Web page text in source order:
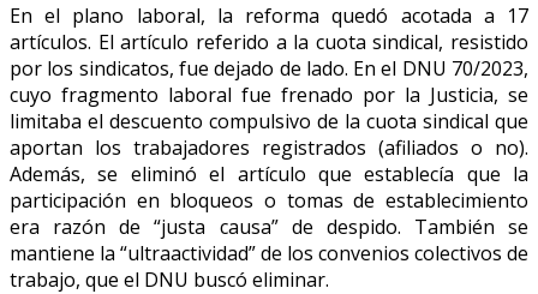
En el plano laboral, la reforma quedó acotada a 17
artículos. El artículo referido a la cuota sindical, resistido
por los sindicatos, fue dejado de lado. En el DNU 70/2023,
cuyo fragmento laboral fue frenado por la Justicia, se
limitaba el descuento compulsivo de la cuota sindical que
aportan los trabajadores registrados (afiliados o no).
Además, se eliminó el artículo que establecía que la
participación en bloqueos o tomas de establecimiento
era razón de “justa causa” de despido. También se
mantiene la “ultraactividad” de los convenios colectivos de
trabajo, que el DNU buscó eliminar.